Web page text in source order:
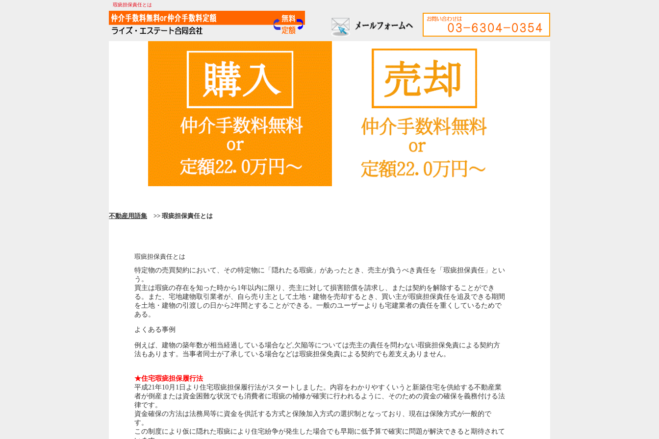
瑕疵担保責任とは
不動産用語集 >> 瑕疵担保責任とは
瑕疵担保責任とは
特定物の売買契約において、その特定物に「隠れたる瑕疵」があったとき、売主が負うべき責任を「瑕疵担保責任」とい
う。
買主は瑕疵の存在を知った時から1年以内に限り、売主に対して損害賠償を請求し、または契約を解除することができ
る。また、宅地建物取引業者が、自ら売り主として土地・建物を売却するとき、買い主が瑕疵担保責任を追及できる期間
を土地・建物の引渡しの日から2年間とすることができる。一般のユーザーよりも宅建業者の責任を重くしているためで
ある。
よくある事例
例えば、建物の築年数が相当経過している場合など,欠陥等については売主の責任を問わない瑕疵担保免責による契約方
法もあります。当事者同士が了承している場合などは瑕疵担保免責による契約でも差支えありません。
★住宅瑕疵担保履行法
平成21年10月1日より住宅瑕疵担保履行法がスタートしました。内容をわかりやすくいうと新築住宅を供給する不動産業
者が倒産または資金困難な状況でも消費者に瑕疵の補修が確実に行われるように、そのための資金の確保を義務付ける法
律です。
資金確保の方法は法務局等に資金を供託する方式と保険加入方式の選択制となっており、現在は保険方式が一般的で
す。
この制度により仮に隠れた瑕疵により住宅紛争が発生した場合でも早期に低予算で確実に問題が解決できると期待されて